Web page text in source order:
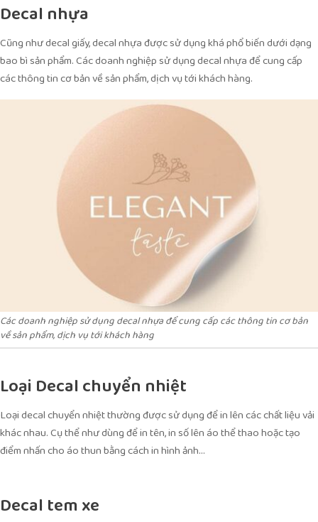
Decal nhựa
Cũng như decal giấy, decal nhựa được sử dụng khá phổ biến dưới dạng
bao bì sản phẩm. Các doanh nghiệp sử dụng decal nhựa để cung cấp
các thông tin cơ bản về sản phẩm, dịch vụ tới khách hàng.
Các doanh nghiệp sử dụng decal nhựa để cung cấp các thông tin cơ bản
về sản phẩm, dịch vụ tới khách hàng
Loại Decal chuyển nhiệt
Loại decal chuyển nhiệt thường được sử dụng để in lên các chất liệu vải
khác nhau. Cụ thể như dùng để in tên, in số lên áo thể thao hoặc tạo
điểm nhấn cho áo thun bằng cách in hình ảnh…
Decal tem xe